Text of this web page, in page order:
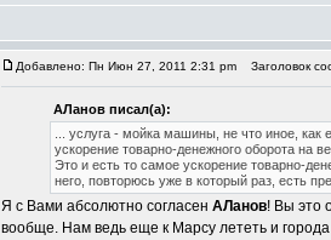
Добавлено: Пн Июн 27, 2011 2:31 pm Заголовок
АЛанов писал(а):
... услуга - мойка машины, не что иное,
ускорение товарно-денежного оборота на
Это и есть то самое ускорение товарно-
него, повторюсь уже в который раз, есть
Я с Вами абсолютно согласен АЛанов! Вы это
вообще. Нам ведь еще к Марсу лететь и